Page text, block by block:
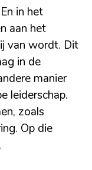
in het
aan het
van wordt. Dit
in de
manier
leiderschap.
zoals
Op die